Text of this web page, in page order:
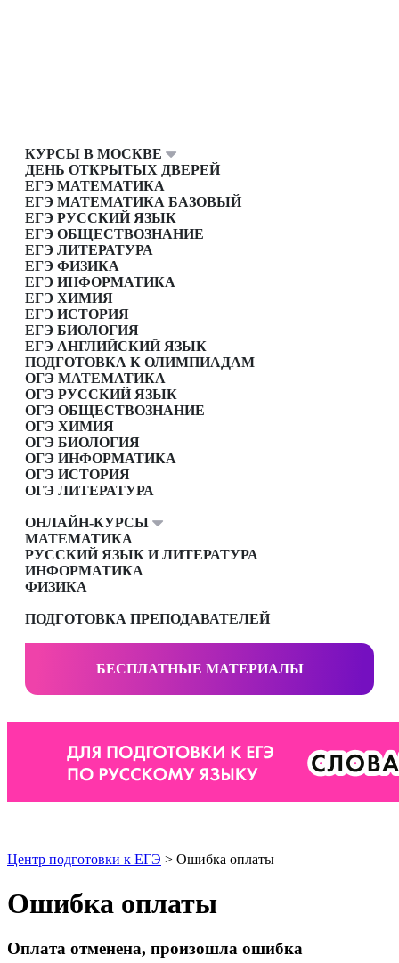
КУРСЫ В МОСКВЕ
ДЕНЬ ОТКРЫТЫХ ДВЕРЕЙ
ЕГЭ МАТЕМАТИКА
ЕГЭ МАТЕМАТИКА БАЗОВЫЙ
ЕГЭ РУССКИЙ ЯЗЫК
ЕГЭ ОБЩЕСТВОЗНАНИЕ
ЕГЭ ЛИТЕРАТУРА
ЕГЭ ФИЗИКА
ЕГЭ ИНФОРМАТИКА
ЕГЭ ХИМИЯ
ЕГЭ ИСТОРИЯ
ЕГЭ БИОЛОГИЯ
ЕГЭ АНГЛИЙСКИЙ ЯЗЫК
ПОДГОТОВКА К ОЛИМПИАДАМ
ОГЭ МАТЕМАТИКА
ОГЭ РУССКИЙ ЯЗЫК
ОГЭ ОБЩЕСТВОЗНАНИЕ
ОГЭ ХИМИЯ
ОГЭ БИОЛОГИЯ
ОГЭ ИНФОРМАТИКА
ОГЭ ИСТОРИЯ
ОГЭ ЛИТЕРАТУРА
ОНЛАЙН-КУРСЫ
МАТЕМАТИКА
РУССКИЙ ЯЗЫК И ЛИТЕРАТУРА
ИНФОРМАТИКА
ФИЗИКА
ПОДГОТОВКА ПРЕПОДАВАТЕЛЕЙ
БЕСПЛАТНЫЕ МАТЕРИАЛЫ
Центр подготовки к ЕГЭ > Ошибка оплаты
Ошибка оплаты
Оплата отменена, произошла ошибка